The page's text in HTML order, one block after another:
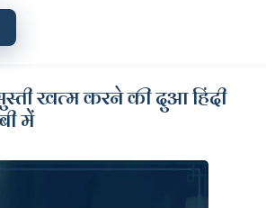
खत्म करने की दुआ हिंदी
में